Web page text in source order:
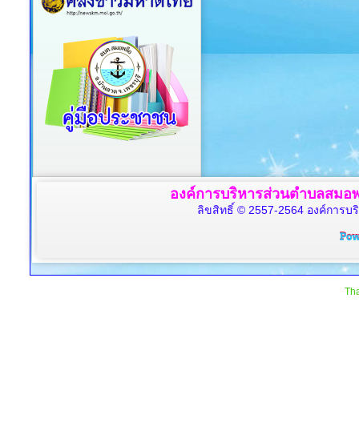
องค์การบริหารส่วนตำบลสมอ
ลิขสิทธิ์ © 2557-2564 องค์การ